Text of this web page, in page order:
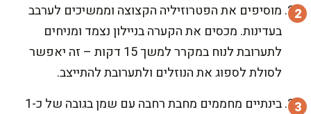
מוסיפים את הפטרוזיליה הקצוצה וממשיכים לערבב
בעדינות. מכסים את הקערה בניילון נצמד ומניחים
לתערובת לנוח במקרר למשך 15 דקות – זה יאפשר
לסולת לספוג את הנוזלים ולתערובת להתייצב.
בינתיים מחממים מחבת רחבה עם שמן בגובה של כ-1